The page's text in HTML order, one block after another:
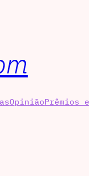
OpiniãoPrêmios